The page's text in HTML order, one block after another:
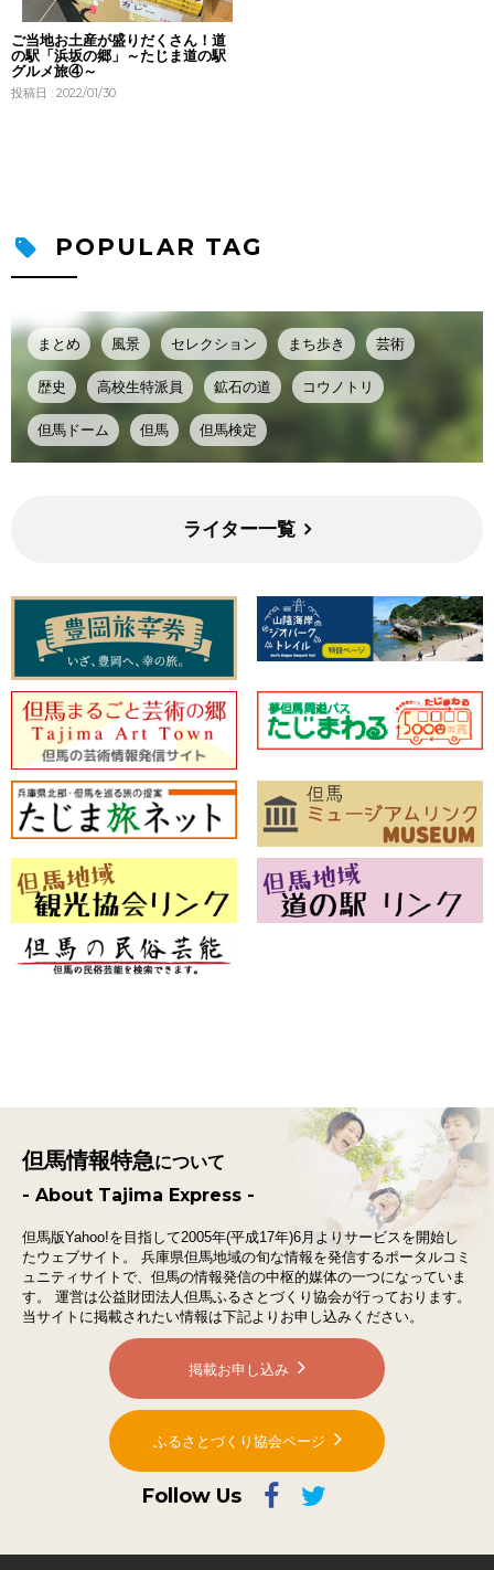
ご当地お土産が盛りだくさん！道
の駅「浜坂の郷」～たじま道の駅
グルメ旅④～
投稿日 : 2022/01/30
POPULAR TAG
まとめ 風景 セレクション まち歩き 芸術
歴史 高校生特派員 鉱石の道 コウノトリ
但馬ドーム 但馬 但馬検定
ライター一覧
但馬情報特急について
- About Tajima Express -
但馬版Yahoo!を目指して2005年(平成17年)6月よりサービスを開始し
たウェブサイト。
兵庫県但馬地域の旬な情報を発信するポータルコミ
ュニティサイトで、 但馬の情報発信の中枢的媒体の一つになっていま
す。
運営は公益財団法人但馬ふるさとづくり協会が行っております。
当サイトに掲載されたい情報は下記よりお申し込みください。
掲載お申し込み
ふるさとづくり協会ページ
Follow Us